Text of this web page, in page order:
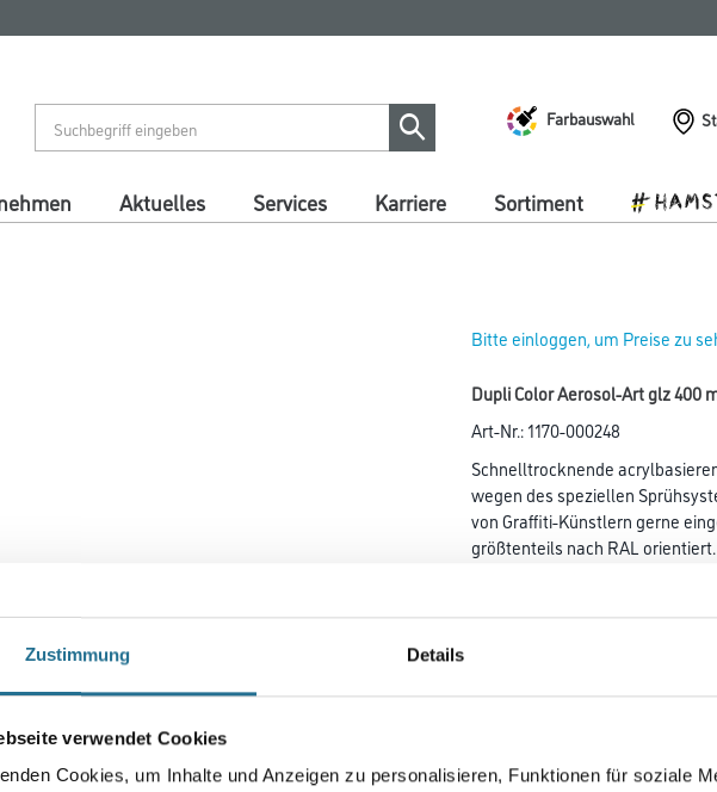
Zustimmung Details
verwendet Cookies
Cookies, um Inhalte und Anzeigen zu personalisieren, Funktionen für soziale
Farbauswahl
Aktuelles Services Karriere Sortiment
Bitte einloggen, um Preise zu
Dupli Color Aerosol-Art glz 400
Art-Nr.:1170-000248
Schnelltrocknende
wegen des speziellen
von Graffiti-Künstlern gerne
größtenteils nach RAL
als Klarlack erhältlich.
Auch einsetzbar für die
Gebinde